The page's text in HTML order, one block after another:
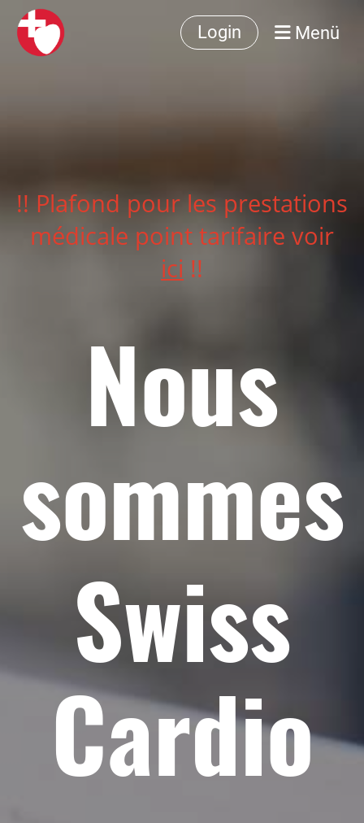
Login Menü
!! Plafond pour les prestations
médicale point tarifaire voir
ici !!
Nous
sommes
Swiss
Cardio